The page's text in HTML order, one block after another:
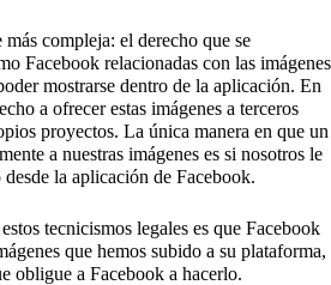
compleja: el derecho que se
Facebook relacionadas con las imágenes
mostrarse dentro de la aplicación. En
a ofrecer estas imágenes a terceros
proyectos. La única manera en que un
a nuestras imágenes es si nosotros le
la aplicación de Facebook.
tecnicismos legales es que Facebook
que hemos subido a su plataforma,
obligue a Facebook a hacerlo.